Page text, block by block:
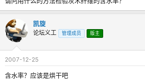
凯旋
论坛义工 管理成员 版主
2007-12-25
含水率？应该是烘干吧